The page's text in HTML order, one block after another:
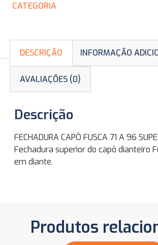
CATEGORIA
DESCRIÇÃO INFORMAÇÃO
AVALIAÇÕES (0)
Descrição
FECHADURA CAPÔ FUSCA 71 A 96
Fechadura superior do capô dianteiro
em diante.
Produtos